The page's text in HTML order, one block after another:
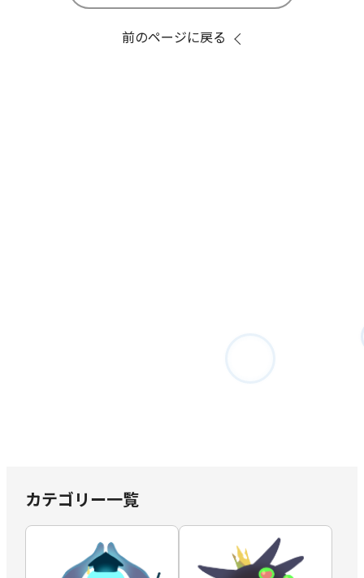
前のページに戻る
カテゴリー一覧